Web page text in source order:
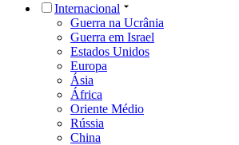
Internacional
Guerra na Ucrânia
Guerra em Israel
Estados Unidos
Europa
Ásia
África
Oriente Médio
Rússia
China